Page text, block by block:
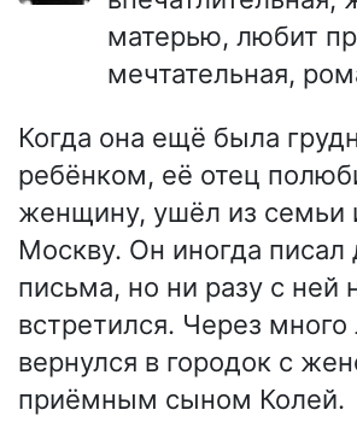
матерью, любит
мечтательная,
Когда она ещё была
ребёнком, её отец
женщину, ушёл из семьи
Москву. Он иногда писал
письма, но ни разу с ней
встретился. Через много
вернулся в городок с
приёмным сыном Колей.